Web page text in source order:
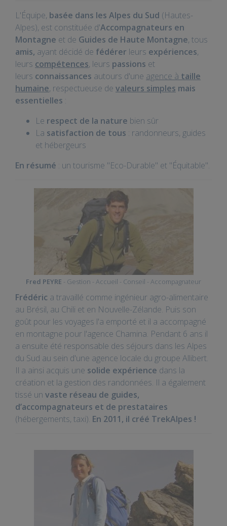
L'Équipe, basée dans les Alpes du Sud (Hautes-
Alpes), est constituée d'Accompagnateurs en
Montagne et de Guides de Haute Montagne, tous
amis, ayant décidé de fédérer leurs expériences,
leurs compétences, leurs passions et
leurs connaissances autours d'une agence à taille
humaine, respectueuse de valeurs simples mais
essentielles :
Le respect de la nature bien sûr
La satisfaction de tous : randonneurs, guides
et hébergeurs
En résumé : un tourisme "Eco-Durable" et "Équitable".
Fred PEYRE - Gestion - Accueil - Conseil - Accompagnateur
Frédéric a travaillé comme ingénieur agro-alimentaire
au Brésil, au Chili et en Nouvelle-Zélande. Puis son
goût pour les voyages l'a emporté et il a accompagné
en montagne pour l'agence Chamina. Pendant 6 ans il
a ensuite été responsable des séjours dans les Alpes
du Sud au sein d'une agence locale du groupe Allibert.
Il a ainsi acquis une solide expérience dans la
création et la gestion des randonnées. Il a également
tissé un vaste réseau de guides,
d’accompagnateurs et de prestataires
(hébergements, taxi). En 2011, il créé TrekAlpes !